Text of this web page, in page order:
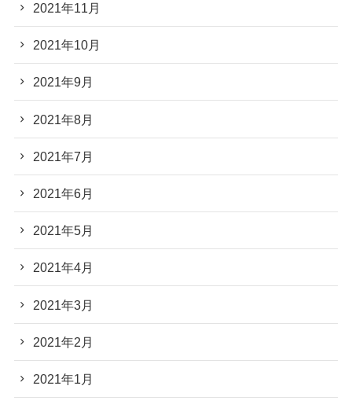
2021年11月
2021年10月
2021年9月
2021年8月
2021年7月
2021年6月
2021年5月
2021年4月
2021年3月
2021年2月
2021年1月